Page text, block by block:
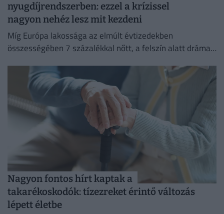
nyugdíjrendszerben: ezzel a krízissel
nagyon nehéz lesz mit kezdeni
Míg Európa lakossága az elmúlt évtizedekben
összességében 7 százalékkal nőtt, a felszín alatt drámai
Nagyon fontos hírt kaptak a
takarékoskodók: tízezreket érintő változás
lépett életbe